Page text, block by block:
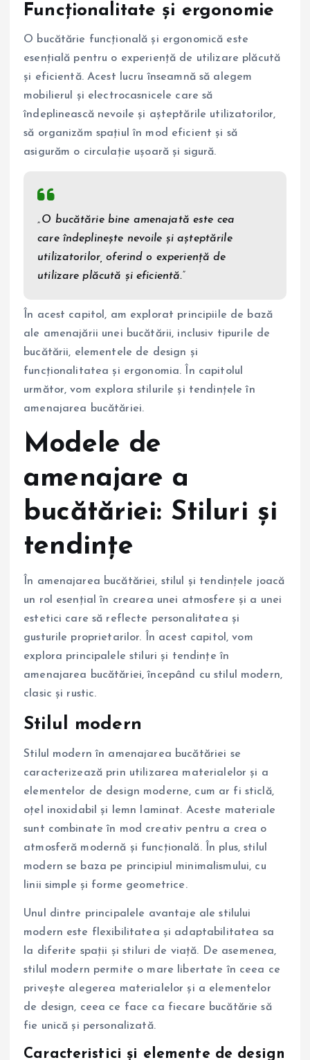
Funcționalitate și ergonomie
O bucătărie funcțională și ergonomică este
esențială pentru o experiență de utilizare plăcută
și eficientă. Acest lucru înseamnă să alegem
mobilierul și electrocasnicele care să
îndeplinească nevoile și așteptările utilizatorilor,
să organizăm spațiul în mod eficient și să
asigurăm o circulație ușoară și sigură.
„O bucătărie bine amenajată este cea
care îndeplinește nevoile și așteptările
utilizatorilor, oferind o experiență de
utilizare plăcută și eficientă.”
În acest capitol, am explorat principiile de bază
ale amenajării unei bucătării, inclusiv tipurile de
bucătării, elementele de design și
funcționalitatea și ergonomia. În capitolul
următor, vom explora stilurile și tendințele în
amenajarea bucătăriei.
Modele de
amenajare a
bucătăriei: Stiluri și
tendințe
În amenajarea bucătăriei, stilul și tendințele joacă
un rol esențial în crearea unei atmosfere și a unei
estetici care să reflecte personalitatea și
gusturile proprietarilor. În acest capitol, vom
explora principalele stiluri și tendințe în
amenajarea bucătăriei, începând cu stilul modern,
clasic și rustic.
Stilul modern
Stilul modern în amenajarea bucătăriei se
caracterizează prin utilizarea materialelor și a
elementelor de design moderne, cum ar fi sticlă,
oțel inoxidabil și lemn laminat. Aceste materiale
sunt combinate în mod creativ pentru a crea o
atmosferă modernă și funcțională. În plus, stilul
modern se baza pe principiul minimalismului, cu
linii simple și forme geometrice.
Unul dintre principalele avantaje ale stilului
modern este flexibilitatea și adaptabilitatea sa
la diferite spații și stiluri de viață. De asemenea,
stilul modern permite o mare libertate în ceea ce
privește alegerea materialelor și a elementelor
de design, ceea ce face ca fiecare bucătărie să
fie unică și personalizată.
Caracteristici și elemente de design